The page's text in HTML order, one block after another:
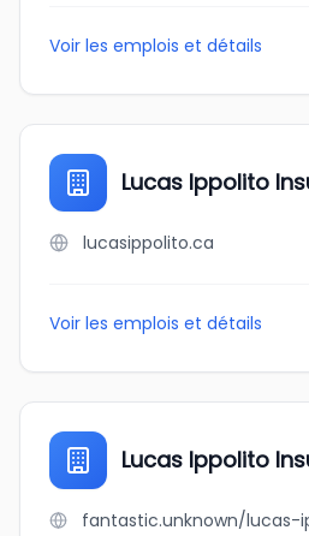
Voir les emplois et détails
Lucas Ippolito
lucasippolito.ca
Voir les emplois et détails
Lucas Ippolito